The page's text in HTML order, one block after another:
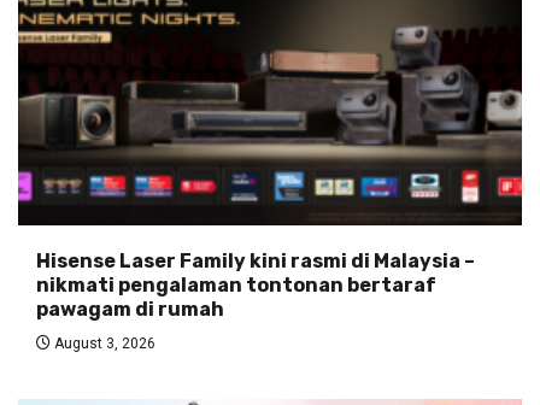
Hisense Laser Family kini rasmi di Malaysia –
nikmati pengalaman tontonan bertaraf
pawagam di rumah
August 3, 2026